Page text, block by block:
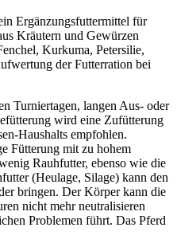
Ergänzungsfuttermittel für
Kräutern und Gewürzen
Kurkuma, Petersilie,
der Futterration bei
Turniertagen, langen Aus- oder
wird eine Zufütterung
Haushalts empfohlen.
Fütterung mit zu hohem
Rauhfutter, ebenso wie die
(Heulage, Silage) kann den
bringen. Der Körper kann die
nicht mehr neutralisieren
Problemen führt. Das Pferd